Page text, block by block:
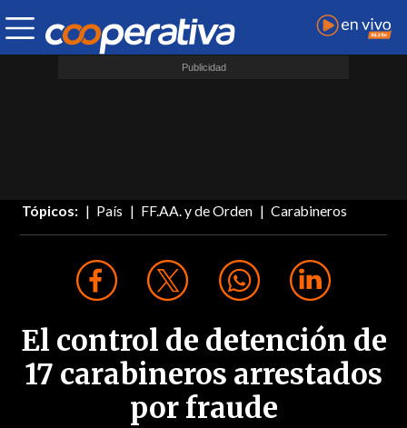
Tópicos: País FF.AA. y de Orden Carabineros
El control de detención de
17 carabineros arrestados
por fraude